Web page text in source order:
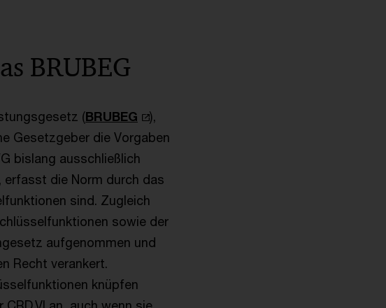
BRUBEG
(BRUBEG
),
Gesetzgeber die Vorgaben
bislang ausschließlich
die Norm durch das
sind. Zugleich
sowie der
aufgenommen und
Recht verankert.
knüpfen